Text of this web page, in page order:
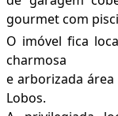
gourmet com
O imóvel fica
charmosa
e arborizada
Lobos.